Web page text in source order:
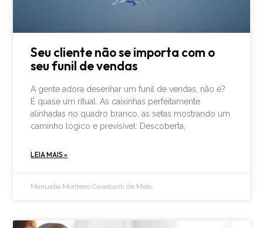
Seu cliente não se importa com o
seu funil de vendas
A gente adora desenhar um funil de vendas, não é?
É quase um ritual. As caixinhas perfeitamente
alinhadas no quadro branco, as setas mostrando um
caminho lógico e previsível: Descoberta,
LEIA MAIS »
Manuella Monteiro Cavalcanti de Melo